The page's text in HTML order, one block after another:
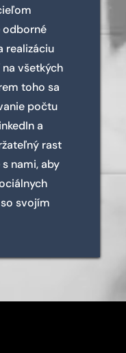
odborné
realizáciu
všetkých
toho sa
počtu
a
rast
nami, aby
svojím